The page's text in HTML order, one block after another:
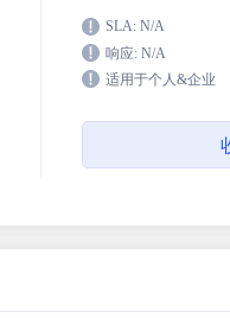
SLA: N/A
响应: N/A
适用于个人&企业